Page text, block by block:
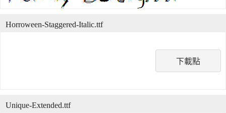
下載點
Horroween-Staggered-Italic.ttf
Unique-Extended.ttf